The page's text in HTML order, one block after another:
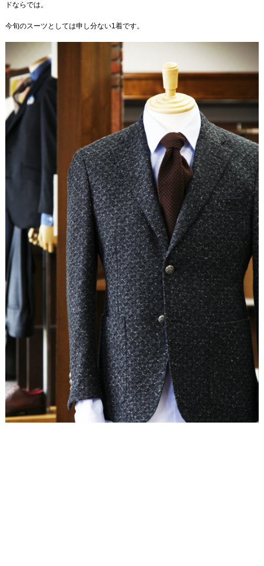
ドならでは。
今旬のスーツとしては申し分ない1着です。